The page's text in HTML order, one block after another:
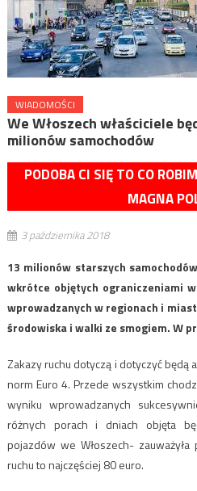
WIADOMOŚCI
We Włoszech właściciele
milionów samochodów
PODOBA CI SIĘ TO CO
MAGNA
3 października 2018
13 milionów starszych
wkrótce objętych ograniczeniami
wprowadzanych w regionach i
środowiska i walki ze smogiem. W
Zakazy ruchu dotyczą i dotyczyć będą
norm Euro 4. Przede wszystkim
wyniku wprowadzanych
różnych porach i dniach objęta
pojazdów we Włoszech- zauważyła
ruchu to najczęściej 80 euro.